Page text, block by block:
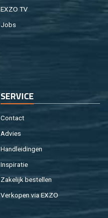
EXZO TV
Jobs
SER­VI­CE
Con­tact
Ad­vies
Hand­lei­din­gen
In­spi­ra­tie
Za­ke­lijk be­stel­len
Ver­ko­pen via EXZO